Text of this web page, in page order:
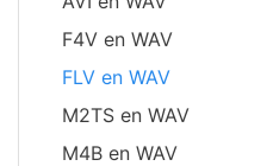
F4V en WAV
FLV en WAV
M2TS en WAV
M4B en WAV